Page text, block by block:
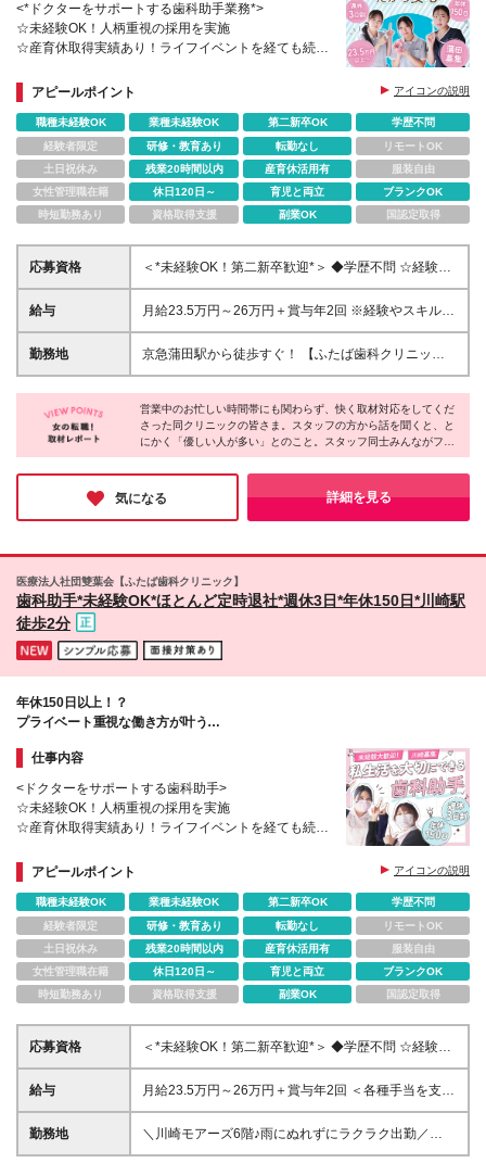
<*ドクターをサポートする歯科助手業務*>
☆未経験OK！人柄重視の採用を実施
☆産育休取得実績あり！ライフイベントを経ても続け
☆賞与年2回
アピールポイント アイコンの説明
職種未経験OK 業種未経験OK 第二新卒OK
学歴不問
経験者限定
研修・教育あり 転勤なし
リモートOK
土日祝休み
残業20時間以内 産育休活用有
服装自由
女性管理職在籍
休日120日～ 育児と両立
ブランクOK
時短勤務あり
資格取得支援 副業OK 国認定取得
応募資格
＜*未経験OK！第二新卒歓迎*＞ ◆学歴不問 ☆経験者
やスキル、専門資格は一切必要ありません！ 人柄を
重視した採用です。 笑顔で明るい対応ができれば問
給与
月給23.5万円～26万円＋賞与年2回 ※経験やスキルを
考慮し決定いたします ※上記金額には固定残業代1.5
万円（9時間15分）が含まれています。超過分は別途
勤務地
京急蒲田駅から徒歩すぐ！ 【ふたば歯科クリニック
蒲田院】 東京都大田区蒲田4-15-8 シュロスバッカス
ビル 3F・4F ★駅チカのため雨の日もほぼ濡れずに通
勤できます◎ (変更の範囲)上記を除く当社関連勤務地
営業中のお忙しい時間帯にも関わらず、快く取材対応をしてくだ
さった同クリニックの皆さま。スタッフの方から話を聞くと、と
にかく「優しい人が多い」とのこと。スタッフ同士みんながフラ
ットに話せる関係性らしく、楽しそうに話す姿が印象的でした！
院長も明るく話しやすく、取材中にはお茶目な一面が垣間見えた
瞬間も（笑）サポート体制も充実しているので、未経験でも安心
して楽しく働けると思いました♪
気になる 詳細を見る
医療法人社団雙葉会【ふたば歯科クリニック】
歯科助手*未経験OK*ほとんど定時退社*週休3日*年休150日*川崎駅
徒歩2分
年休150日以上！？
プライベート重視な働き方が叶う
仕事内容
<ドクターをサポートする歯科助手>
☆未経験OK！人柄重視の採用を実施
☆産育休取得実績あり！ライフイベントを経ても続け
☆賞与年2回
アピールポイント アイコンの説明
職種未経験OK 業種未経験OK 第二新卒OK
学歴不問
経験者限定
研修・教育あり 転勤なし
リモートOK
土日祝休み
残業20時間以内 産育休活用有
服装自由
女性管理職在籍
休日120日～ 育児と両立
ブランクOK
時短勤務あり
資格取得支援 副業OK 国認定取得
応募資格
＜*未経験OK！第二新卒歓迎*＞ ◆学歴不問 ☆経験者
やスキル、専門資格は一切必要ありません！ 人柄を
重視した採用です。 笑顔で明るい対応ができれば問
給与
月給23.5万円～26万円＋賞与年2回 ＜各種手当を支給
しています＞ ◎資格手当…保育士資格または幼稚園
教諭の資格をお持ちの方は、それぞれ月1万円ずつ支
勤務地
＼川崎モアーズ6階♪雨にぬれずにラクラク出勤／
【医療法人社団雙葉会 ふたば歯科クリニック 川崎本